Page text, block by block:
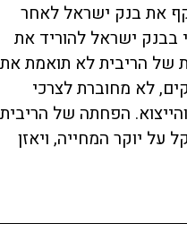
את בנק ישראל לאחר
בבנק ישראל להוריד את
של הריבית לא תואמת את
לא מחוברת לצרכי
הפחתה של הריבית
על יוקר המחייה, ויאזן